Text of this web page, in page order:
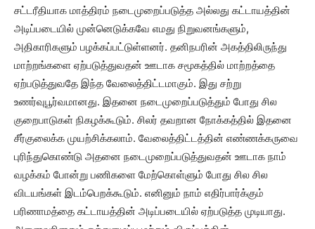
சட்டரீதியாக மாத்திரம் நடைமுறைப்படுத்த அல்லது கட்டாயத்தின்
அடிப்படையில் முன்னெடுக்கவே எமது நிறுவனங்களும்,
அதிகாரிகளும் பழக்கப்பட்டுள்ளனர். தனிநபரின் அகத்திலிருந்து
மாற்றங்களை ஏற்படுத்துவதன் ஊடாக சமூகத்தில் மாற்றத்தை
ஏற்படுத்துவதே இந்த வேலைத்திட்டமாகும். இது சற்று
உணர்வுபூர்வமானது. இதனை நடைமுறைப்படுத்தும் போது சில
குறைபாடுகள் நிகழக்கூடும். சிலர் தவறான நோக்கத்தில் இதனை
சீர்குலைக்க முயற்சிக்கலாம். வேலைத்திட்டத்தின் எண்ணக்கருவை
புரிந்துகொண்டு அதனை நடைமுறைப்படுத்துவதன் ஊடாக நாம்
வழக்கம் போன்று பணிகளை மேற்கொள்ளும் போது சில சில
விடயங்கள் இடம்பெறக்கூடும். எனினும் நாம் எதிர்பார்க்கும்
பரிணாமத்தை கட்டாயத்தின் அடிப்படையில் ஏற்படுத்த முடியாது.